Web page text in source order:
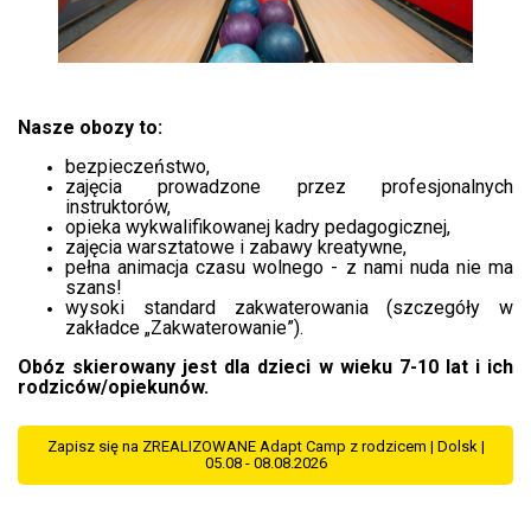
Nasze obozy to:
bezpieczeństwo,
zajęcia prowadzone przez profesjonalnych
instruktorów,
opieka wykwalifikowanej kadry pedagogicznej,
zajęcia warsztatowe i zabawy kreatywne,
pełna animacja czasu wolnego - z nami nuda nie ma
szans!
wysoki standard zakwaterowania (szczegóły w
zakładce „Zakwaterowanie”).
Obóz skierowany jest dla dzieci w wieku 7-10 lat i ich
rodziców/opiekunów.
Zapisz się na ZREALIZOWANE Adapt Camp z rodzicem | Dolsk |
05.08 - 08.08.2026